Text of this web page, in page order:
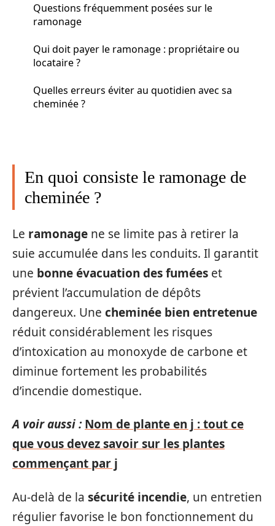
Questions fréquemment posées sur le
ramonage
Qui doit payer le ramonage : propriétaire ou
locataire ?
Quelles erreurs éviter au quotidien avec sa
cheminée ?
En quoi consiste le ramonage de
cheminée ?
Le ramonage ne se limite pas à retirer la
suie accumulée dans les conduits. Il garantit
une bonne évacuation des fumées et
prévient l’accumulation de dépôts
dangereux. Une cheminée bien entretenue
réduit considérablement les risques
d’intoxication au monoxyde de carbone et
diminue fortement les probabilités
d’incendie domestique.
A voir aussi : Nom de plante en j : tout ce
que vous devez savoir sur les plantes
commençant par j
Au-delà de la sécurité incendie, un entretien
régulier favorise le bon fonctionnement du